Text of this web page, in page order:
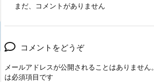
まだ、コメントがありません
コメントをどうぞ
メールアドレスが公開されることはありません。
は必須項目です